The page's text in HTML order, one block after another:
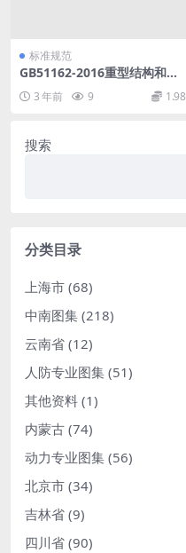
标准规范
GB51162-2016重型结构和设
3 年前 9 1.98
搜索
分类目录
上海市 (68)
中南图集 (218)
云南省 (12)
人防专业图集 (51)
其他资料 (1)
内蒙古 (74)
动力专业图集 (56)
北京市 (34)
吉林省 (9)
四川省 (90)